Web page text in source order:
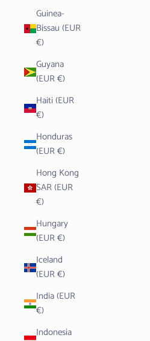
Guinea-
Bissau (EUR
€)
Guyana
(EUR €)
Haiti (EUR
€)
Honduras
(EUR €)
Hong Kong
SAR (EUR
€)
Hungary
(EUR €)
Iceland
(EUR €)
India (EUR
€)
Indonesia